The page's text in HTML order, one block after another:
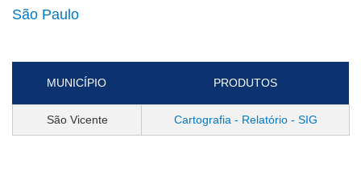
São Paulo
MUNICÍPIO PRODUTOS
São Vicente Cartografia - Relatório - SIG